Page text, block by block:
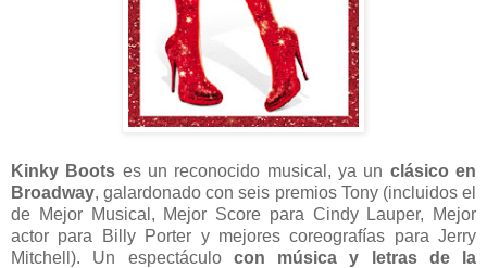
Kinky Boots es un reconocido musical, ya un clásico en
Broadway, galardonado con seis premios Tony (incluidos el
de Mejor Musical, Mejor Score para Cindy Lauper, Mejor
actor para Billy Porter y mejores coreografías para Jerry
Mitchell). Un espectáculo con música y letras de la